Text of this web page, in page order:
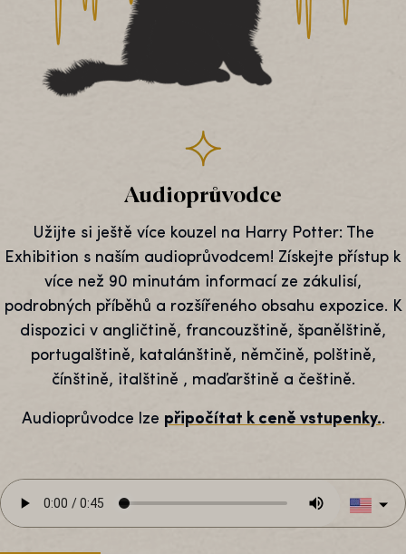
Audioprůvodce
Užijte si ještě více kouzel na Harry Potter: The
Exhibition s naším audioprůvodcem! Získejte přístup k
více než 90 minutám informací ze zákulisí,
podrobných příběhů a rozšířeného obsahu expozice. K
dispozici v angličtině, francouzštině, španělštině,
portugalštině, katalánštině, němčině, polštině,
čínštině, italštině , maďarštině a češtině.
Audioprůvodce lze připočítat k ceně vstupenky..